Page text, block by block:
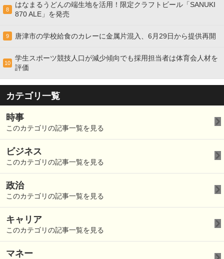
8
はなまるうどんの端生地を活用！限定クラフトビール「SANUKI
870 ALE」を発売
9 唐津市の学校給食のカレーに金属片混入、6月29日から提供再開
10
学生スポーツ競技人口が減少傾向でも採用担当者は体育会人材を
評価
カテゴリ一覧
時事
このカテゴリの記事一覧を見る
ビジネス
このカテゴリの記事一覧を見る
政治
このカテゴリの記事一覧を見る
キャリア
このカテゴリの記事一覧を見る
マネー